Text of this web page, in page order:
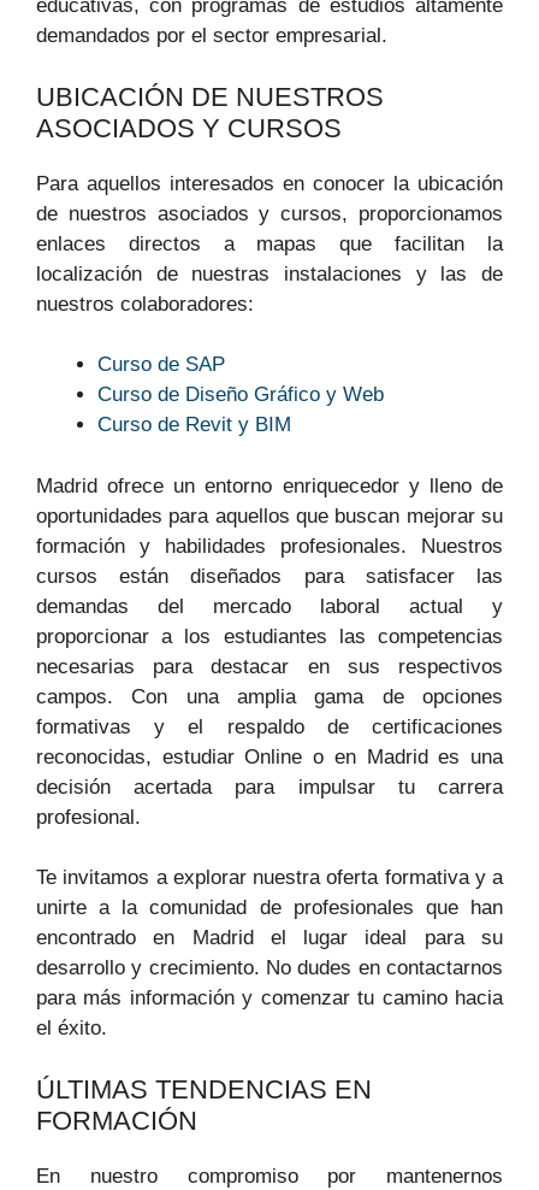
educativas, con programas de estudios altamente⁤
demandados por⁤ el sector empresarial.
UBICACIÓN DE NUESTROS
ASOCIADOS⁢ Y CURSOS
Para aquellos interesados‌ en conocer la ubicación
de nuestros asociados ‍y cursos, proporcionamos
⁤enlaces ⁤directos a mapas que facilitan la
localización ⁢de‌ nuestras instalaciones ‌y las de
nuestros colaboradores:
Curso de SAP
Curso ⁣de Diseño Gráfico y Web
Curso de Revit y BIM
Madrid ofrece⁢ un entorno enriquecedor y lleno de
⁣oportunidades para⁤ aquellos que buscan mejorar su
formación y habilidades profesionales. Nuestros
cursos están diseñados para satisfacer las
demandas del mercado laboral actual y
proporcionar a los estudiantes las ​competencias
necesarias‌ para destacar⁤ en sus respectivos
campos. ⁣Con una amplia gama de opciones
formativas y el⁢ respaldo de certificaciones
reconocidas, estudiar Online o en Madrid es una
decisión acertada para impulsar tu carrera
profesional.
Te invitamos ⁢a explorar nuestra⁤ oferta formativa y a
unirte⁤ a​ la⁢ comunidad de profesionales que han⁢
encontrado en Madrid⁤ el lugar ideal para su
desarrollo ‍y crecimiento. ​No dudes en ‍contactarnos
⁤para ⁢más⁣ información y comenzar tu camino hacia⁢
el éxito.
ÚLTIMAS TENDENCIAS EN
FORMACIÓN
En nuestro compromiso por mantenernos